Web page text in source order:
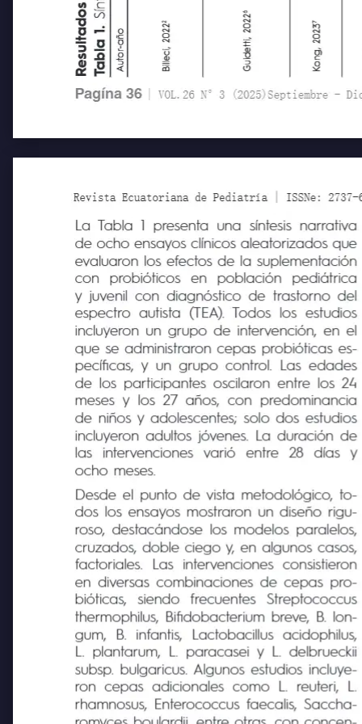
Pagína 36 | VOL.26 N°3 (2025)Septiembre -
Autor-año Billeci, 2022
2
Guidetti, 2022
6
Kong,
7
Tabla 1.
Síntesis narrativa
Resultados
La Tabla 1 presenta una síntesis narrativa
de ocho ensayos clínicos aleatorizados que
evaluaron los efectos de la suplementación
con
probióticos en población
pediátrica
y juvenil con diagnóstico de trastorno del
espectro autista
(TEA). Todos los estudios
incluyeron un grupo de intervención, en el
que se administraron cepas probióticas es-
pecíficas, y un grupo control. Las edades
de los participantes oscilaron entre los 24
meses y los 27 años, con predominancia
de niños y adolescentes; solo dos estudios
incluyeron adultos jóvenes. La duración de
las intervenciones
y
Desde el punto de vista metodológico, to-
dos los ensayos mostraron un diseño rigu-
roso, destacándose los modelos paralelos,
cruzados, doble ciego y, en algunos casos,
factoriales.
Las intervenciones consistieron
en diversas combinaciones de cepas pro-
bióticas, siendo frecuentes
Streptococcus
thermophilus, Bifidobacterium breve, B. lon-
gum, B. infantis, Lactobacillus
acidophilus,
L. plantarum, L. paracasei y L. delbrueckii
subsp. bulgaricus. Algunos estudios incluye-
ron cepas adicionales como L. reuteri, L.
rhamnosus, Enterococcus faecalis, Saccha-